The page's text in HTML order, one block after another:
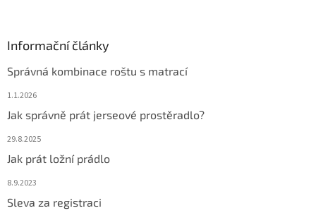
Informační články
Správná kombinace roštu s matrací
1.1.2026
Jak správně prát jerseové prostěradlo?
29.8.2025
Jak prát ložní prádlo
8.9.2023
Sleva za registraci